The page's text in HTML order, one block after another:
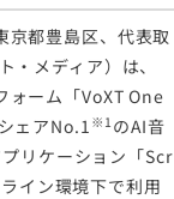
都豊島区、代表取
メディア）は、
ォーム「VoXT One
ェアNo.1 ※1 のAI音
リケーション「Scr
イン環境下で利用